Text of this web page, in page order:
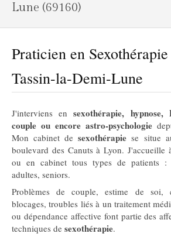
Lune (69160)
Praticien en
Tassin-la-Demi-Lune
J'interviens ensexothérapie,
couple ou encore astro-psychologie
Mon cabinet desexothérapie se situe
boulevard des Canuts à Lyon. J'accueille
ou en cabinet tous types de patients :
adultes, seniors.
Problèmes de couple, estime de soi,
blocages, troubles liés à un traitement
ou dépendance affective font partie des
techniques de sexothérapie.